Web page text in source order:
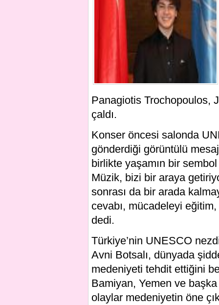
Panagiotis Trochopoulos,
çaldı.
Konser öncesi salonda
gönderdiği görüntülü
birlikte yaşamın bir
Müzik, bizi bir araya
sonrası da bir arada
cevabı, mücadeleyi
dedi.
Türkiye’nin UNESCO
Avni Botsalı, dünyada
medeniyeti tehdit ettiğini
Bamiyan, Yemen ve
olaylar medeniyetin öne